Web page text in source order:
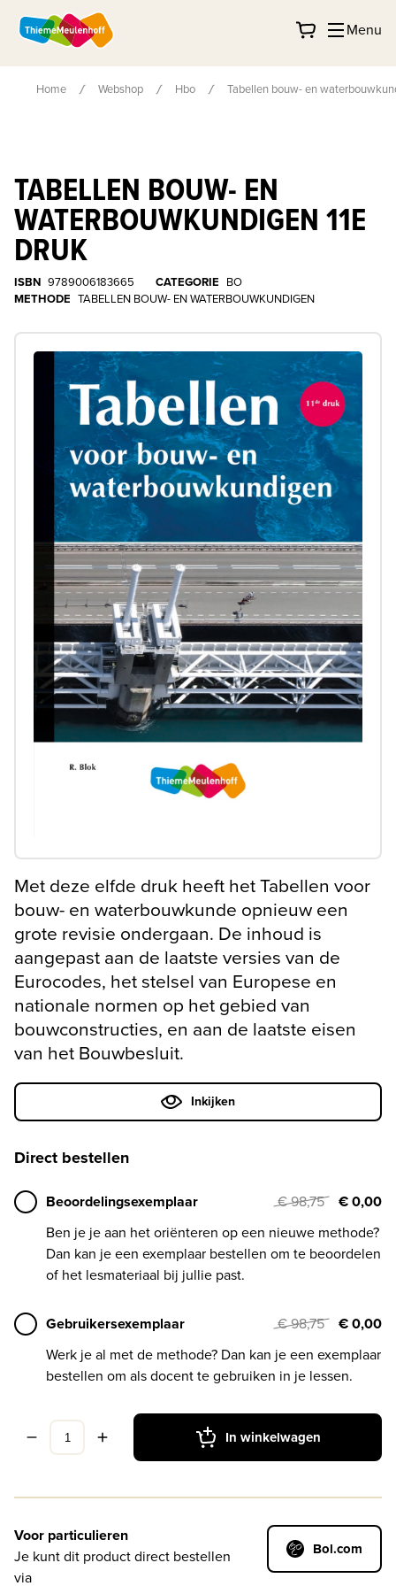
Menu
Home Webshop Hbo Tabellen bouw- en
TABELLEN BOUW- EN
WATERBOUWKUNDIGEN 11E
DRUK
ISBN 9789006183665 CATEGORIE BO
METHODE TABELLEN BOUW- EN WATERBOUWKUNDIGEN
Met deze elfde druk heeft het Tabellen voor
bouw- en waterbouwkunde opnieuw een
grote revisie ondergaan. De inhoud is
aangepast aan de laatste versies van de
Eurocodes, het stelsel van Europese en
nationale normen op het gebied van
bouwconstructies, en aan de laatste eisen
van het Bouwbesluit.
Inkijken
Direct bestellen
Beoordelingsexemplaar € 98,75
€ 0,00
Ben je je aan het oriënteren op een nieuwe methode?
Dan kan je een exemplaar bestellen om te beoordelen
of het lesmateriaal bij jullie past.
Gebruikersexemplaar € 98,75
€ 0,00
Werk je al met de methode? Dan kan je een exemplaar
bestellen om als docent te gebruiken in je lessen.
In winkelwagen
Voor particulieren
Je kunt dit product direct bestellen
via
Bol.com